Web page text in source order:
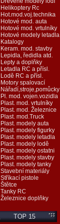
Helikoptery Rc
Hot.mod.voj.technika
Hotové mod. auta
Hotové mod. vrtulníky
Hotové modely letadla
Katalogy
Keram. mod. stavby
Lepidla, ředidla atd.
Lepty a doplňky
Letadla RC a přísl.
Lodě RC a přísl.
Motory spalovací
Nářadí,stroje,pomůcky
Pl. mod. vojen.vozidla
Plast. mod. vrtulníky
Plast. mod. Železnice
Plast. mod.Truck
Plast. modely auta
Plast. modely figurky
Plast. modely letadla
Plast. modely lodě
Plast. modely ostatni
Plast. modely stavby
Plast. modely tanky
Stavební materiály
Stříkací pistole
Štětce
Tanky RC
Železnice doplňky
TOP 15